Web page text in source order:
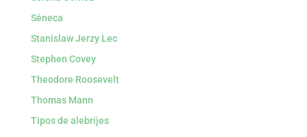
Séneca
Stanislaw Jerzy Lec
Stephen Covey
Theodore Roosevelt
Thomas Mann
Tipos de alebrijes